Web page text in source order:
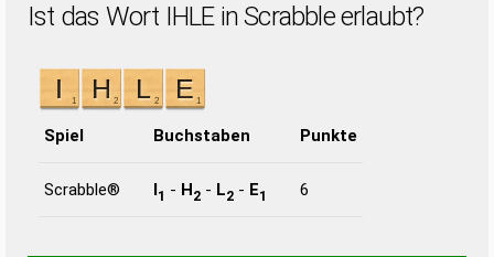
Ist das Wort IHLE in Scrabble erlaubt?
Spiel Buchstaben Punkte
Scrabble® I1 - H2 - L2 - E1 6